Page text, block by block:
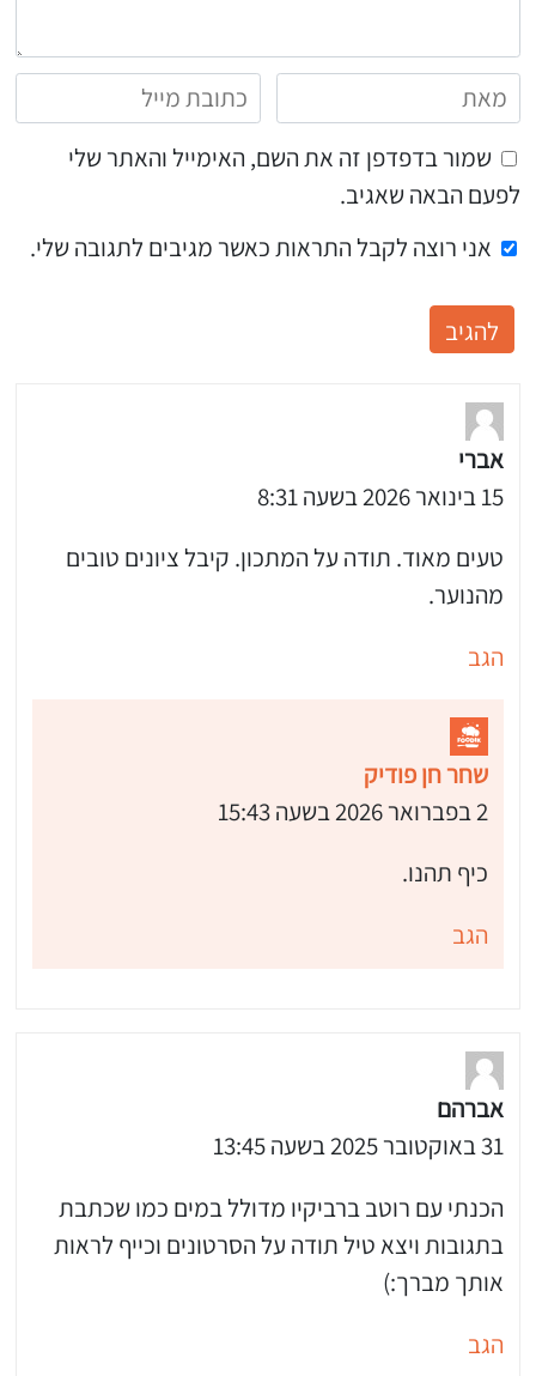
שלי "פודיק" כמנויים עוד היום!
כמנויים ותלחצו על הפעמון תקבלו התראה לטלפון הנייד ברגע שעולה מתכון חדש לערוץ,
שמור בדפדפן זה את השם, האימייל והאתר שלי
לפעם הבאה שאגיב.
אני רוצה לקבל התראות כאשר מגיבים לתגובה שלי.
אברי
15 בינואר 2026 בשעה 8:31
טעים מאוד. תודה על המתכון. קיבל ציונים טובים
מהנוער.
הגב
שחר חן פודיק
2 בפברואר 2026 בשעה 15:43
כיף תהנו.
הגב
אברהם
31 באוקטובר 2025 בשעה 13:45
הכנתי עם רוטב ברביקיו מדולל במים כמו שכתבת
בתגובות ויצא טיל תודה על הסרטונים וכייף לראות
אותך מברך:)
הגב